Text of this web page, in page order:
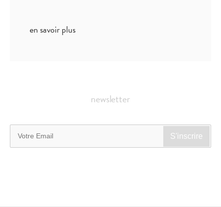
en savoir plus
newsletter